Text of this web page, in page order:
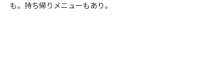
も。持ち帰りメニューもあり。